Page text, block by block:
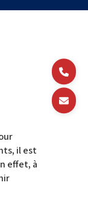
il est
effet, à